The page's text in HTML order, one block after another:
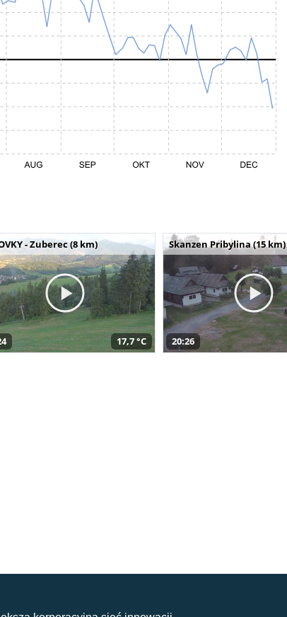
- Zuberec (8 km)
17,7 °C
Skanzen Pribylina (15 km)
20:26